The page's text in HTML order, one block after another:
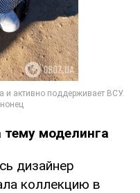
моделинга
дизайнер
коллекцию в